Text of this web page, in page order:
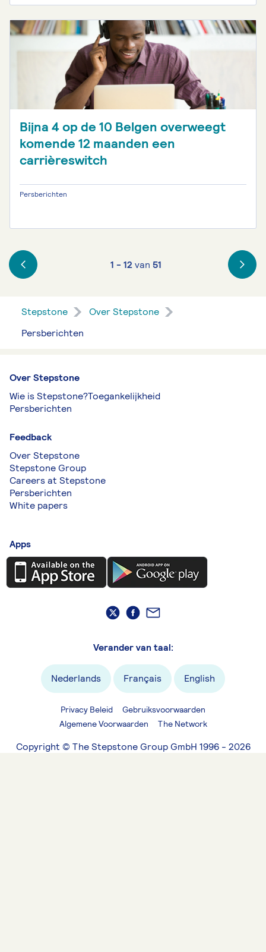
Bijna 4 op de 10 Belgen overweegt
komende 12 maanden een
carrièreswitch
Persberichten
1 - 12van 51
Stepstone
Over Stepstone
Persberichten
Over Stepstone
Wie is Stepstone?
Persberichten
Toegankelijkheid
Feedback
Over Stepstone
Stepstone Group
Careers at Stepstone
Persberichten
White papers
Apps
Verander van taal:
Nederlands Français English
Privacy Beleid
Gebruiksvoorwaarden
Algemene Voorwaarden
The Network
Copyright © The Stepstone Group GmbH 1996 - 2026